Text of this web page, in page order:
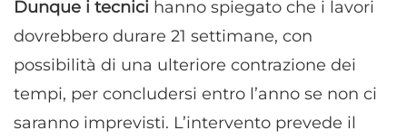
Dunque i tecnici hanno spiegato che i lavori
dovrebbero durare 21 settimane, con
possibilità di una ulteriore contrazione dei
tempi, per concludersi entro l’anno se non ci
saranno imprevisti. L’intervento prevede il